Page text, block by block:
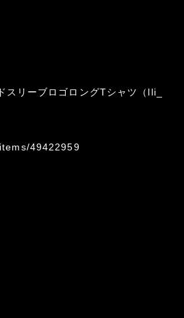
スリーブロゴロングTシャツ（lli_
49422959